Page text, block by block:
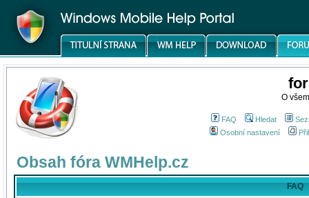
O
FAQ Hledat
Osobní nastavení
Obsah fóra WMHelp.cz
FAQ